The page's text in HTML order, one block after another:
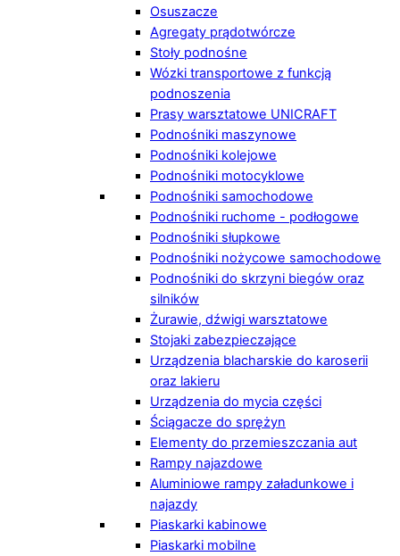
Osuszacze
Agregaty prądotwórcze
Stoły podnośne
Wózki transportowe z funkcją
podnoszenia
Prasy warsztatowe UNICRAFT
Podnośniki maszynowe
Podnośniki kolejowe
Podnośniki motocyklowe
Podnośniki samochodowe
Podnośniki ruchome - podłogowe
Podnośniki słupkowe
Podnośniki nożycowe samochodowe
Podnośniki do skrzyni biegów oraz
silników
Żurawie, dźwigi warsztatowe
Stojaki zabezpieczające
Urządzenia blacharskie do karoserii
oraz lakieru
Urządzenia do mycia części
Ściągacze do sprężyn
Elementy do przemieszczania aut
Rampy najazdowe
Aluminiowe rampy załadunkowe i
najazdy
Piaskarki kabinowe
Piaskarki mobilne